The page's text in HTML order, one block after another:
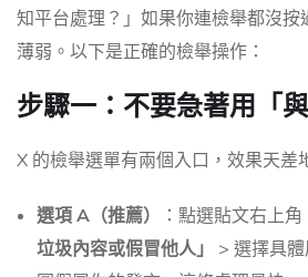
知平台處理？」如果你連檢舉都沒
薄弱。以下是正確的檢舉操作：
步驟一：不要急著用「
X 的檢舉選單有兩個入口，效果天差
選項 A（推薦） ：點選貼文右上
垃圾內容或假冒他人」
> 選擇具